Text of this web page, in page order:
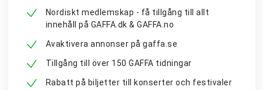
Nordiskt medlemskap - få tillgång till allt
innehåll på GAFFA.dk & GAFFA.no
Avaktivera annonser på gaffa.se
Tillgång till över 150 GAFFA tidningar
Rabatt på biljetter till konserter och festivaler